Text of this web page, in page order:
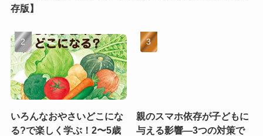
存版】
いろんなおやさいどこにな
る?で楽しく学ぶ！2〜5歳
親のスマホ依存が子どもに
与える影響—3つの対策で